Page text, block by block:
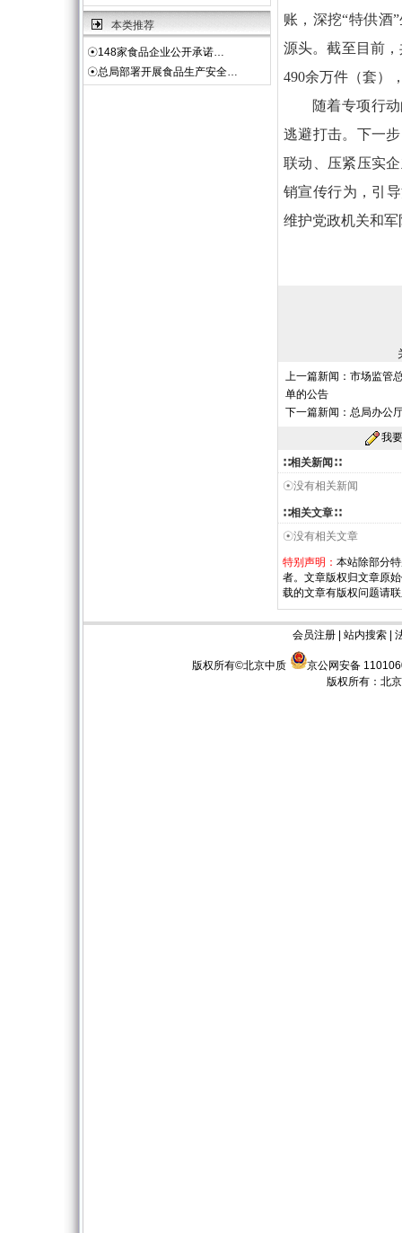
本类推荐
☉148家食品企业公开承诺…
☉总局部署开展食品生产安全…
账，深挖“特供酒
源头。截至目前
490余万件（套）
随着专项行
逃避打击。下一
联动、压紧压实
销宣传行为，引
维护党政机关和
上一篇新闻： 市场监管
单的公告
下一篇新闻： 总局办公
我
∷相关新闻∷
☉没有相关新闻
∷相关文章∷
☉没有相关文章
特别声明： 本站除部分
者。文章版权归文章原
载的文章有版权问题请
会员注册 |站内搜索 |
版权所有©北京中质
京公网安备
版权所有： 北